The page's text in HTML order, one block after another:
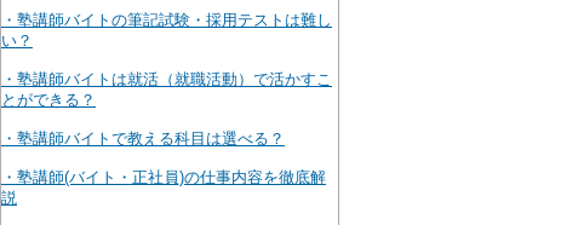
・塾講師バイトの筆記試験・採用テストは難し
い？
・塾講師バイトは就活（就職活動）で活かすこ
とができる？
・塾講師バイトで教える科目は選べる？
・塾講師(バイト・正社員)の仕事内容を徹底解
説